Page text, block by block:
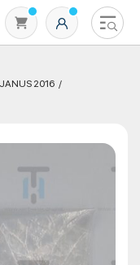
giỏ hàng
JANUS 2016